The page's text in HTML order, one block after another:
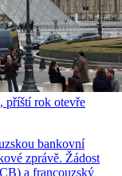
příští rok otevře
bankovní
zprávě. Žádost
a francouzský